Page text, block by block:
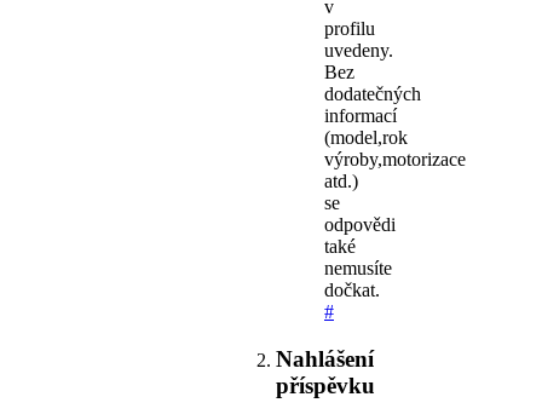
v
profilu
uvedeny.
Bez
dodatečných
informací
(model,rok
výroby,motorizace
atd.)
se
odpovědi
také
nemusíte
dočkat.
#
Nahlášení
příspěvku